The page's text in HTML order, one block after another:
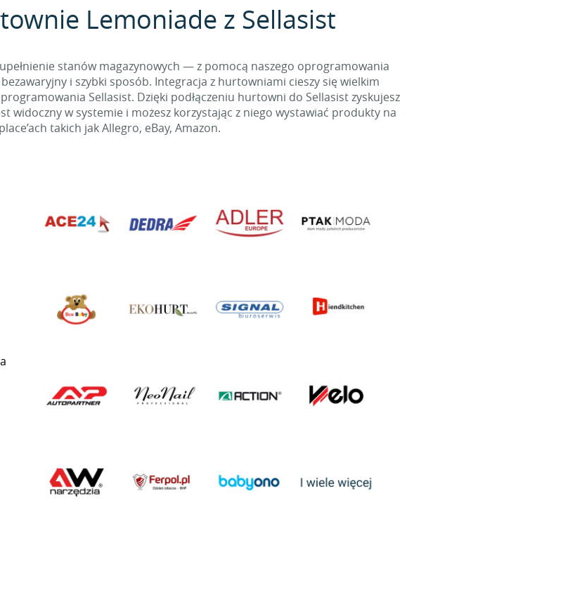
Lemoniade z Sellasist
stanów magazynowych — z pomocą naszego oprogramowania
i szybki sposób. Integracja z hurtowniami cieszy się wielkim
Sellasist. Dzięki podłączeniu hurtowni do Sellasist zyskujesz
widoczny w systemie i możesz korzystając z niego wystawiać produkty na
takich jak Allegro, eBay, Amazon.